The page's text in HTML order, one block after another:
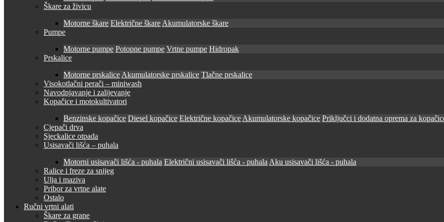
Škare za živicu
Motorne škare Električne škare Akumulatorske škare
Pumpe
Motorne pumpe Potopne pumpe Vrtne pumpe Hidropak
Prskalice
Motorne prskalice Akumulatorske prskalice Tlačne prskalice
Visokotlačni perači – miniwash
Navodnjavanje i zalijevanje
Kopačice i motokultivatori
Benzinske kopačice Diesel kopačice Električne kopačice Akumulatorske kopačice Priključci i dodatna oprema za
Cjepači drva
Sjeckalice otpada
Usisavači lišća – puhala
Motorni usisavači lišća - puhala Električni usisavači lišća - puhala Aku usisavači lišća - puhala
Ralice i freze za snijeg
Ulja i maziva
Pribor za vrtne alate
Ostalo
Ručni vrtni alati
Škare za grane